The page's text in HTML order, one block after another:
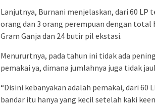
Lanjutnya, Burnani menjelaskan, dari 60 LP
orang dan 3 orang perempuan dengan total
Gram Ganja dan 24 butir pil ekstasi.
Menururtnya, pada tahun ini tidak ada
pemakai ya, dimana jumlahnya juga tidak
“Disini kebanyakan adalah pemakai, dari 60
bandar itu hanya yang kecil setelah kaki